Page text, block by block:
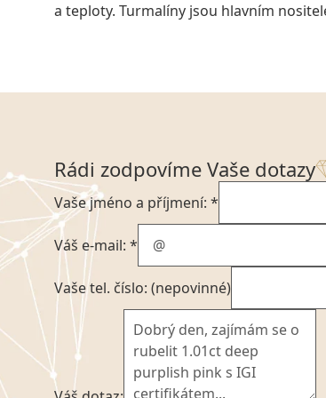
a teploty. Turmalíny jsou hlavním
Rádi zodpovíme Vaše dotazy
Vaše jméno a příjmení: *
Váš e-mail: *
Vaše tel. číslo: (nepovinné)